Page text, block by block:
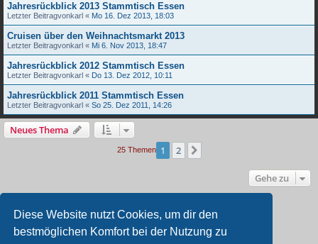
Diese Website nutzt Cookies, um dir den
bestmöglichen Komfort bei der Nutzung zu
Jahresrückblick 2013 Stammtisch Essen
Letzter Beitragvonkarl « Mo 16. Dez 2013, 18:03
Cruisen über den Weihnachtsmarkt 2013
Letzter Beitragvonkarl « Mi 6. Nov 2013, 18:47
Jahresrückblick 2012 Stammtisch Essen
Letzter Beitragvonkarl « Do 13. Dez 2012, 10:11
Jahresrückblick 2011 Stammtisch Essen
Letzter Beitragvonkarl « So 25. Dez 2011, 14:26
Neues Thema
25 Themen 1 2
Gehe zu
BERECHTIGUNGEN IN DIESEM FORUM
neuen Themen in diesem Forum erstellen.
Du darfstkeine Antworten zu Themen in diesem Forum erstellen.